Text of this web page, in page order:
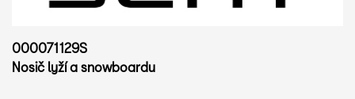
000071129S
Nosič lyží a snowboardu